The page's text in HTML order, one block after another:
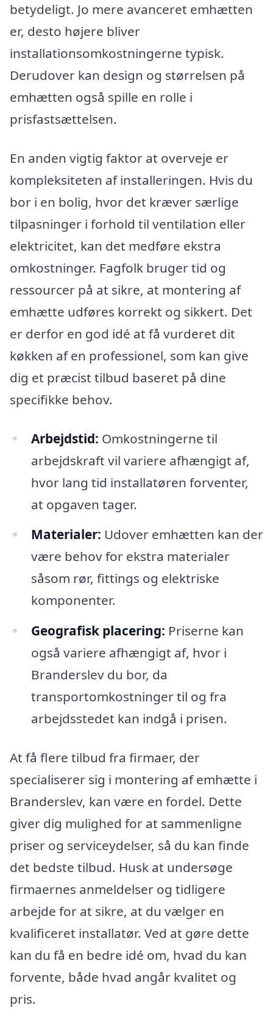
betydeligt. Jo mere avanceret emhætten
er, desto højere bliver
installationsomkostningerne typisk.
Derudover kan design og størrelsen på
emhætten også spille en rolle i
prisfastsættelsen.
En anden vigtig faktor at overveje er
kompleksiteten af installeringen. Hvis du
bor i en bolig, hvor det kræver særlige
tilpasninger i forhold til ventilation eller
elektricitet, kan det medføre ekstra
omkostninger. Fagfolk bruger tid og
ressourcer på at sikre, at montering af
emhætte udføres korrekt og sikkert. Det
er derfor en god idé at få vurderet dit
køkken af en professionel, som kan give
dig et præcist tilbud baseret på dine
specifikke behov.
Arbejdstid: Omkostningerne til
arbejdskraft vil variere afhængigt af,
hvor lang tid installatøren forventer,
at opgaven tager.
Materialer: Udover emhætten kan der
være behov for ekstra materialer
såsom rør, fittings og elektriske
komponenter.
Geografisk placering: Priserne kan
også variere afhængigt af, hvor i
Branderslev du bor, da
transportomkostninger til og fra
arbejdsstedet kan indgå i prisen.
At få flere tilbud fra firmaer, der
specialiserer sig i montering af emhætte i
Branderslev, kan være en fordel. Dette
giver dig mulighed for at sammenligne
priser og serviceydelser, så du kan finde
det bedste tilbud. Husk at undersøge
firmaernes anmeldelser og tidligere
arbejde for at sikre, at du vælger en
kvalificeret installatør. Ved at gøre dette
kan du få en bedre idé om, hvad du kan
forvente, både hvad angår kvalitet og
pris.